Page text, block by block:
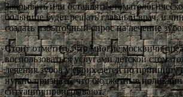
Закрывать или оставлять
больнице будет решать главный врач, и
создать избыточный спрос на лечение
Стоит отметить, что многие москвичи
воспользоваться услугами детской
лечения зубов у своих детей по принципу
нужно признать, что бюджетные
ситуации проигрывают.